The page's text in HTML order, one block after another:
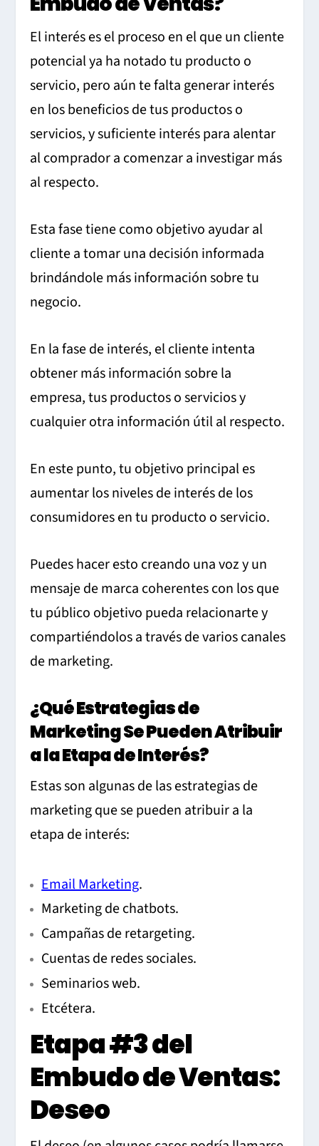
El interés es el proceso en el que un cliente
potencial ya ha notado tu producto o
servicio, pero aún te falta generar interés
en los beneficios de tus productos o
servicios, y suficiente interés para alentar
al comprador a comenzar a investigar más
al respecto.
Esta fase tiene como objetivo ayudar al
cliente a tomar una decisión informada
brindándole más información sobre tu
negocio.
En la fase de interés, el cliente intenta
obtener más información sobre la
empresa, tus productos o servicios y
cualquier otra información útil al respecto.
En este punto, tu objetivo principal es
aumentar los niveles de interés de los
consumidores en tu producto o servicio.
Puedes hacer esto creando una voz y un
mensaje de marca coherentes con los que
tu público objetivo pueda relacionarte y
compartiéndolos a través de varios canales
de marketing.
¿Qué Estrategias de
Marketing Se Pueden Atribuir
a la Etapa de Interés?
Estas son algunas de las estrategias de
marketing que se pueden atribuir a la
etapa de interés:
Email Marketing.
Marketing de chatbots.
Campañas de retargeting.
Cuentas de redes sociales.
Seminarios web.
Etcétera.
Etapa #3 del
Embudo de Ventas:
Deseo